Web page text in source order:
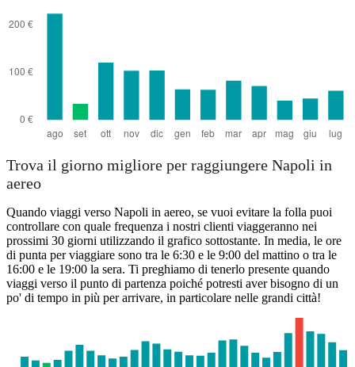
Trova il giorno migliore per raggiungere Napoli in
aereo
Quando viaggi verso Napoli in aereo, se vuoi evitare la folla puoi
controllare con quale frequenza i nostri clienti viaggeranno nei
prossimi 30 giorni utilizzando il grafico sottostante. In media, le ore
di punta per viaggiare sono tra le 6:30 e le 9:00 del mattino o tra le
16:00 e le 19:00 la sera. Ti preghiamo di tenerlo presente quando
viaggi verso il punto di partenza poiché potresti aver bisogno di un
po' di tempo in più per arrivare, in particolare nelle grandi città!